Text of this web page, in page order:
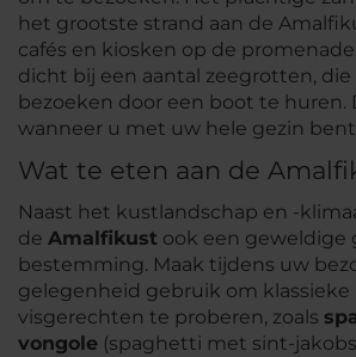
het grootste strand aan de
cafés en kiosken op de
dicht bij een aantal zeegrotten,
bezoeken door een boot te huren.
wanneer u met uw hele gezin
Wat te eten aan de
Naast het kustlandschap en -
de Amalfikust ook een geweldige
bestemming. Maak tijdens uw
gelegenheid gebruik om klassieke
visgerechten te proberen, zoals
vongole (spaghetti met sint-